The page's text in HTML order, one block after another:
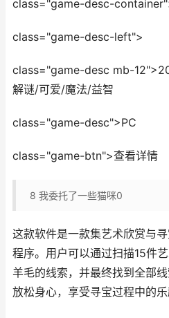
class="game-desc-
class="game-desc-left">
class="game-desc mb-
解谜/可爱/魔法/益智
class="game-desc">PC
class="game-btn">查看详情
8 我委托了一些猫咪0
这款软件是一款集艺术欣赏与
程序。用户可以通过扫描15件
羊毛的线索，并最终找到全部
放松身心，享受寻宝过程中的乐